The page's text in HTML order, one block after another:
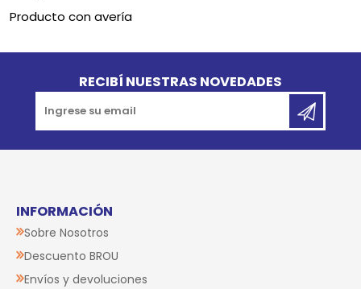
Producto con avería
RECIBÍ NUESTRAS NOVEDADES
INFORMACIÓN
Sobre Nosotros
Descuento BROU
Envíos y devoluciones